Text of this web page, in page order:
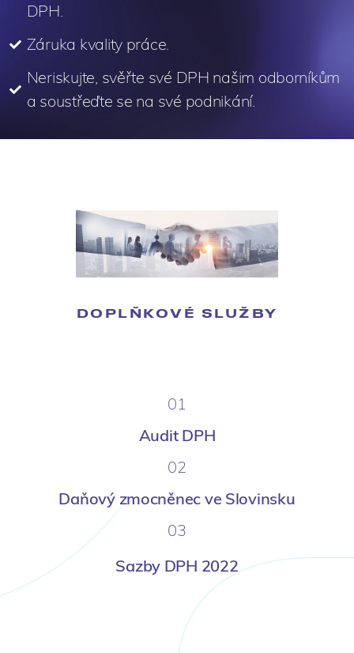
DPH.
Záruka kvality práce.
Neriskujte, svěřte své DPH našim odborníkům
a soustřeďte se na své podnikání.
DOPLŇKOVÉ SLUŽBY
01
Audit DPH
02
Daňový zmocněnec ve Slovinsku
03
Sazby DPH 2022